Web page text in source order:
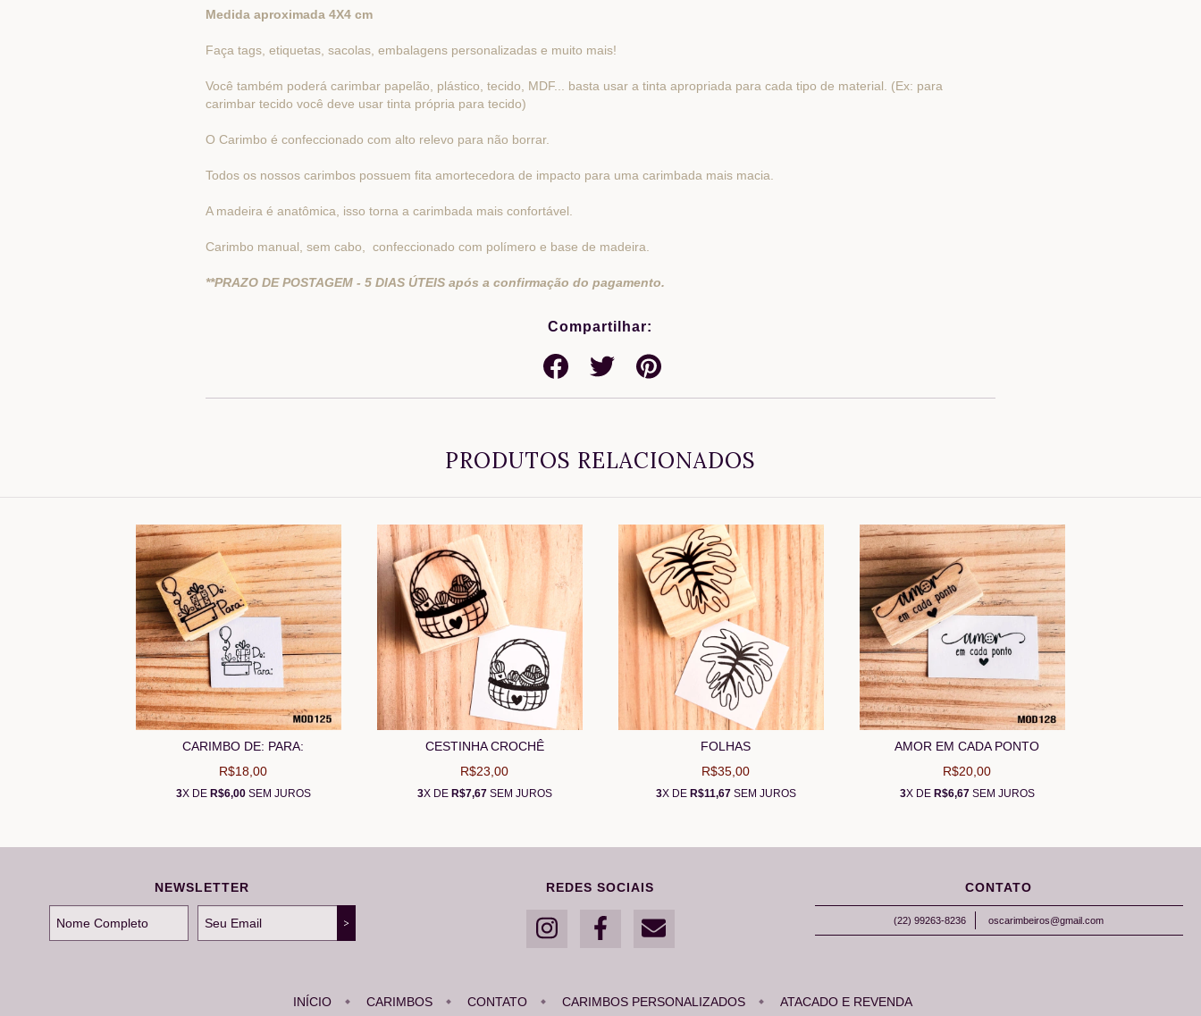
Medida aproximada 4X4 cm
Faça tags, etiquetas, sacolas, embalagens personalizadas e muito mais!
Você também poderá carimbar papelão, plástico, tecido, MDF... basta usar a tinta apropriada para cada tipo de material. (Ex: para
carimbar tecido você deve usar tinta própria para tecido)
O Carimbo é confeccionado com alto relevo para não borrar.
Todos os nossos carimbos possuem fita amortecedora de impacto para uma carimbada mais macia.
A madeira é anatômica, isso torna a carimbada mais confortável.
Carimbo manual, sem cabo, confeccionado com polímero e base de madeira.
**PRAZO DE POSTAGEM - 5 DIAS ÚTEIS após a confirmação do pagamento.
Compartilhar:
PRODUTOS RELACIONADOS
CARIMBO DE: PARA:
R$18,00
3X DE R$6,00SEM JUROS
CESTINHA CROCHÊ
R$23,00
3X DE R$7,67SEM JUROS
FOLHAS
R$35,00
3X DE R$11,67SEM JUROS
AMOR EM CADA PONTO
R$20,00
3X DE R$6,67SEM JUROS
NEWSLETTER REDES SOCIAIS CONTATO
(22) 99263-8236 oscarimbeiros@gmail.com
INÍCIO CARIMBOS CONTATO CARIMBOS PERSONALIZADOS ATACADO E REVENDA